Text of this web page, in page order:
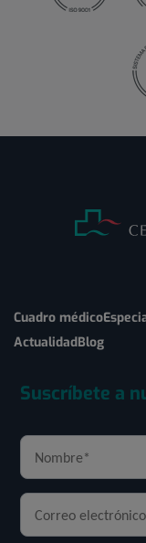
Cuadro médico
ActualidadBlog
Suscríbete a